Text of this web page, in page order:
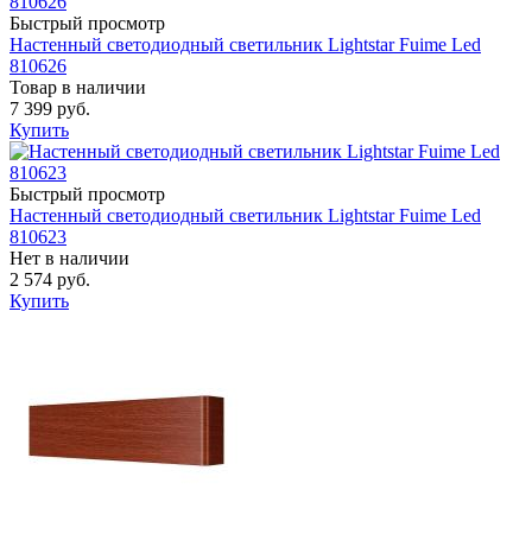
Быстрый просмотр
Настенный светодиодный светильник Lightstar Fuime Led
810626
Товар в наличии
7 399 руб.
Купить
Быстрый просмотр
Настенный светодиодный светильник Lightstar Fuime Led
810623
Нет в наличии
2 574 руб.
Купить